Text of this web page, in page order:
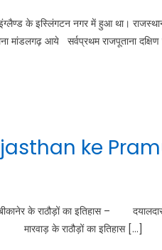
के इस्लिंगटन नगर में हुआ था।
मांडलगढ़ आये सर्वप्रथम राजपूताना
ke
के राठौड़ों का इतिहास – दयालदास
के राठौड़ों का इतिहास […]